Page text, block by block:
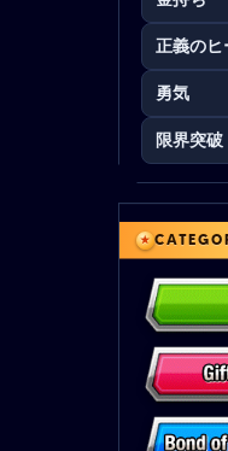
正義のヒ
勇気
限界突破